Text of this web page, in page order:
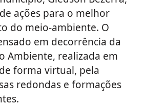
ações para o melhor
do meio-ambiente. O
em decorrência da
Ambiente, realizada em
forma virtual, pela
redondas e formações